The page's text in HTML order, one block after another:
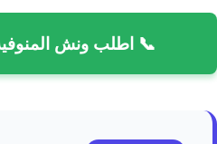
📞 اطلب ونش المنوفية: